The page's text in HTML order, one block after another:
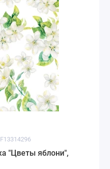
"Цветы яблони",